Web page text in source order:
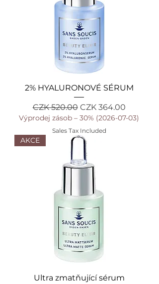
2% HYALURONOVÉ SÉRUM
Regular Price
CZK 520.00 Sale Price
CZK 364.00
Výprodej zásob – 30% (2026-07-03)
Sales Tax Included
AKCE
Ultra zmatňující sérum